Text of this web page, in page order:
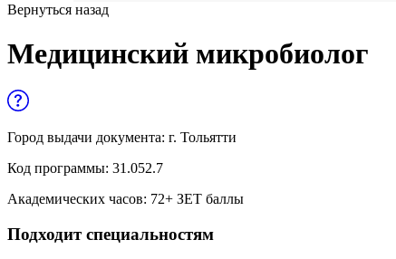
Управленческие дисциплины в
медицине
Образование и педагогические науки
Социология и социальная работа
Вернуться назад
Медицинский микробиолог
Город выдачи документа: г. Тольятти
Код программы: 31.052.7
Академических часов: 72+ ЗЕТ баллы
Подходит специальностям